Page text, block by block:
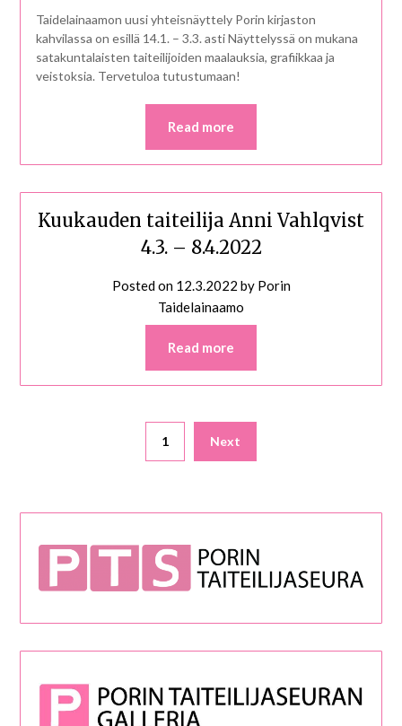
Taidelainaamon uusi yhteisnäyttely Porin kirjaston
kahvilassa on esillä 14.1. – 3.3. asti Näyttelyssä on mukana
satakuntalaisten taiteilijoiden maalauksia, grafiikkaa ja
veistoksia. Tervetuloa tutustumaan!
Read more
Kuukauden taiteilija Anni Vahlqvist
4.3. – 8.4.2022
Posted on 12.3.2022 by Porin
Taidelainaamo
Read more
1 Next